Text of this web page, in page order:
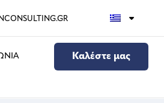
Καλέστε μας